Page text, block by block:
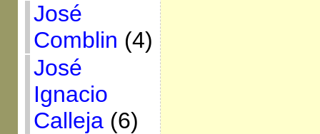
José
Comblin (4)
José
Ignacio
Calleja(6)